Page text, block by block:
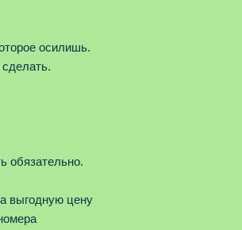
осилишь.
обязательно.
выгодную цену